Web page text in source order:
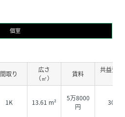
個室
間取り
広さ
（㎡）
賃料
共益費
1K 13.61 m²
5万8000
円
3000